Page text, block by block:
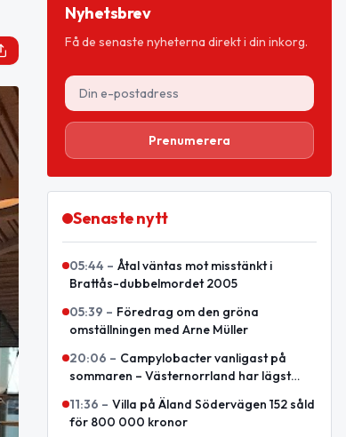
Nyhetsbrev
Få de senaste nyheterna direkt i din inkorg.
Prenumerera
Senaste nytt
05:44 – Åtal väntas mot misstänkt i
Brattås-dubbelmordet 2005
05:39 – Föredrag om den gröna
omställningen med Arne Müller
20:06 – Campylobacter vanligast på
sommaren – Västernorrland har lägst
nivå enligt sammanställning
11:36 – Villa på Äland Södervägen 152 såld
för 800 000 kronor